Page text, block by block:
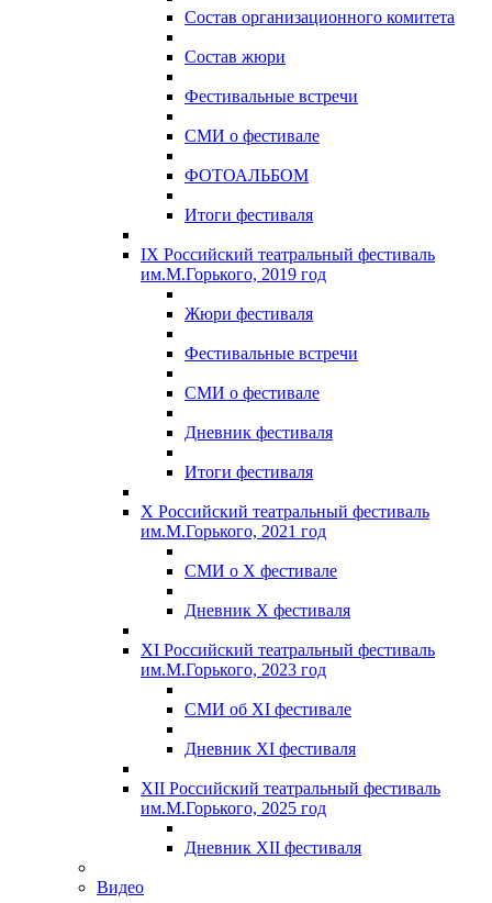
Состав организационного комитета
Состав жюри
Фестивальные встречи
СМИ о фестивале
ФОТОАЛЬБОМ
Итоги фестиваля
IX Российский театральный фестиваль
им.М.Горького, 2019 год
Жюри фестиваля
Фестивальные встречи
СМИ о фестивале
Дневник фестиваля
Итоги фестиваля
X Российский театральный фестиваль
им.М.Горького, 2021 год
СМИ о X фестивале
Дневник X фестиваля
XI Российский театральный фестиваль
им.М.Горького, 2023 год
СМИ об XI фестивале
Дневник XI фестиваля
XII Российский театральный фестиваль
им.М.Горького, 2025 год
Дневник XII фестиваля
Видео